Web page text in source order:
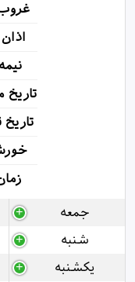
غروب
تاریخ
تاریخ
جمعه
شنبه
یکشنبه